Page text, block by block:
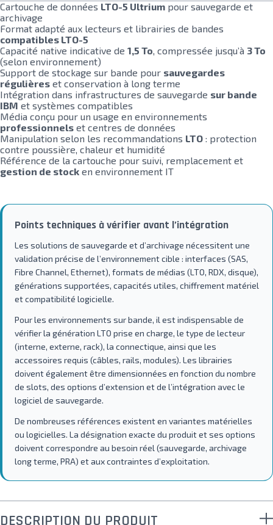
Cartouche de données LTO-5 Ultrium pour sauvegarde et
archivage
Format adapté aux lecteurs et librairies de bandes
compatibles LTO-5
Capacité native indicative de 1,5 To, compressée jusqu’à 3 To
(selon environnement)
Support de stockage sur bande pour sauvegardes
régulières et conservation à long terme
Intégration dans infrastructures de sauvegarde sur bande
IBM et systèmes compatibles
Média conçu pour un usage en environnements
professionnels et centres de données
Manipulation selon les recommandations LTO : protection
contre poussière, chaleur et humidité
Référence de la cartouche pour suivi, remplacement et
gestion de stock en environnement IT
Points techniques à vérifier avant l’intégration
Les solutions de sauvegarde et d’archivage nécessitent une
validation précise de l’environnement cible : interfaces (SAS,
Fibre Channel, Ethernet), formats de médias (LTO, RDX, disque),
générations supportées, capacités utiles, chiffrement matériel
et compatibilité logicielle.
Pour les environnements sur bande, il est indispensable de
vérifier la génération LTO prise en charge, le type de lecteur
(interne, externe, rack), la connectique, ainsi que les
accessoires requis (câbles, rails, modules). Les librairies
doivent également être dimensionnées en fonction du nombre
de slots, des options d’extension et de l’intégration avec le
logiciel de sauvegarde.
De nombreuses références existent en variantes matérielles
ou logicielles. La désignation exacte du produit et ses options
doivent correspondre au besoin réel (sauvegarde, archivage
long terme, PRA) et aux contraintes d’exploitation.
DESCRIPTION DU PRODUIT